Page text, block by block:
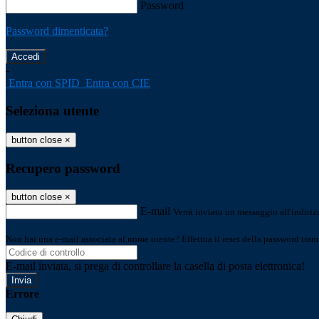
Password
Password dimenticata?
-
Entra con SPID Entra con CIE
Seleziona utente
button close ×
Recupero password
button close ×
E-mail Verrà inviato un messaggio
Non hai una e-mail associata al nome utente? Effettua il reset della password
E-mail inviata, si prega di controllare la casella di posta elettronica!
Errore